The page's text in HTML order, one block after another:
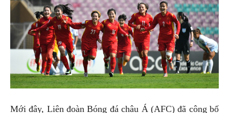
Mới đây, Liên đoàn Bóng đá châu Á (AFC) đã công bố